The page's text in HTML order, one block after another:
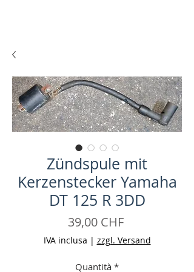
Zündspule mit
Kerzenstecker Yamaha
DT 125 R 3DD
39,00 CHFPrezzo
IVA inclusa | zzgl. Versand
Quantità *